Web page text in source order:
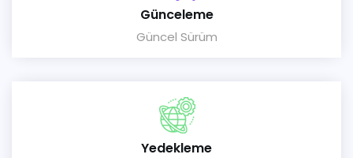
Günceleme
Güncel Sürüm
Yedekleme